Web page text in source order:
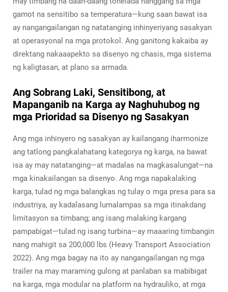
gamot na sensitibo sa temperatura—kung saan bawat isa
ay nangangailangan ng natatanging inhinyeriyang sasakyan
at operasyonal na mga protokol. Ang ganitong kakaiba ay
direktang nakaaapekto sa disenyo ng chasis, mga sistema
ng kaligtasan, at plano sa armada.
Ang Sobrang Laki, Sensitibong, at
Mapanganib na Karga ay Naghuhubog ng
mga Prioridad sa Disenyo ng Sasakyan
Ang mga inhinyero ng sasakyan ay kailangang iharmonize
ang tatlong pangkalahatang kategorya ng karga, na bawat
isa ay may natatanging—at madalas na magkasalungat—na
mga kinakailangan sa disenyo. Ang mga napakalaking
karga, tulad ng mga balangkas ng tulay o mga presa para sa
industriya, ay kadalasang lumalampas sa mga itinakdang
limitasyon sa timbang; ang isang malaking kargang
pampabigat—tulad ng isang turbina—ay maaaring timbangin
nang mahigit sa 200,000 lbs (Heavy Transport Association
2022). Ang mga bagay na ito ay nangangailangan ng mga
trailer na may maraming gulong at panlaban sa mabibigat
na karga, mga modular na platform na hydrauliko, at mga